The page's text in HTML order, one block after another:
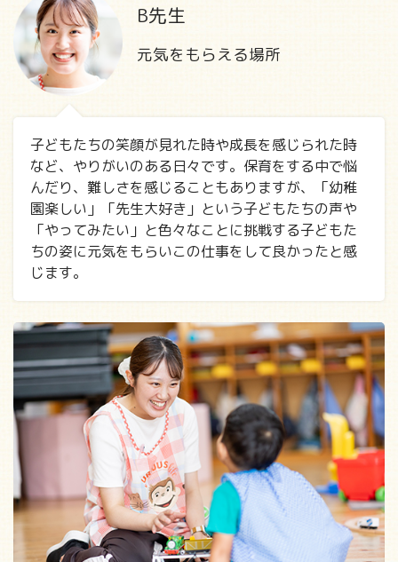
B先生
元気をもらえる場所
子どもたちの笑顔が見れた時や成長を感じられた時
など、やりがいのある日々です。保育をする中で悩
んだり、難しさを感じることもありますが、「幼稚
園楽しい」「先生大好き」という子どもたちの声や
「やってみたい」と色々なことに挑戦する子どもた
ちの姿に元気をもらいこの仕事をして良かったと感
じます。